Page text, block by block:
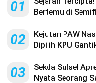
01
Bertemu di
02
Kejutan PAW
Dipilih KPU
03
Sekda Sulsel
Nyata Seorang